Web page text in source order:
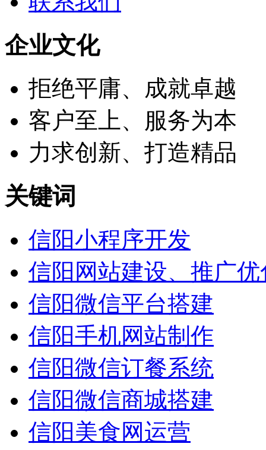
企业文化
拒绝平庸、成就卓越
客户至上、服务为本
力求创新、打造精品
关键词
信阳小程序开发
信阳网站建设、推广优
信阳微信平台搭建
信阳手机网站制作
信阳微信订餐系统
信阳微信商城搭建
信阳美食网运营